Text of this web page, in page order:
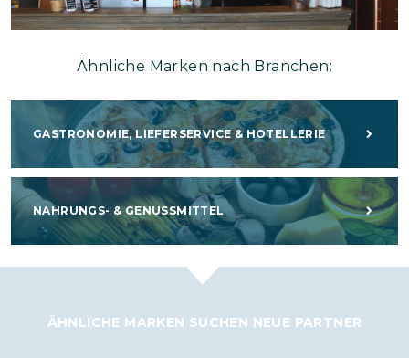
Ähnliche Marken nach Branchen:
GASTRONOMIE, LIEFERSERVICE & HOTELLERIE
NAHRUNGS- & GENUSSMITTEL
ÄHNLICHE MARKEN SUCHEN NEUE PARTNER